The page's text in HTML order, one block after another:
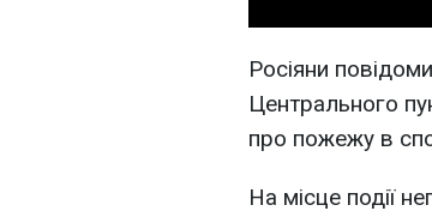
Росіяни
Центрального
про пожежу в
На місце події